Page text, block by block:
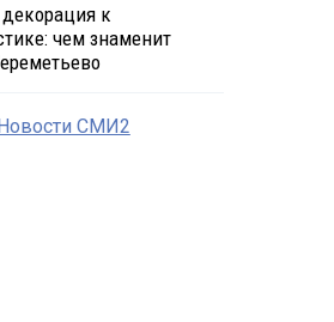
к
чем знаменит
Новости СМИ2